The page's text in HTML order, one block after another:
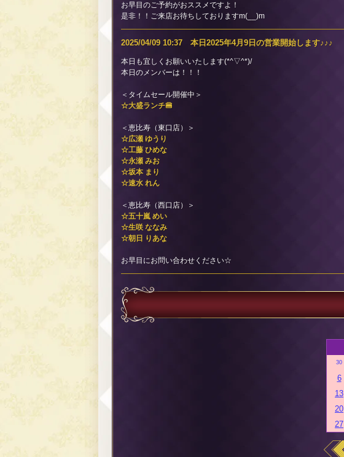
お早目のご予約がおススメですよ！
是非！！ご来店お待ちしておりますm(__)m
2025/04/09 10:37 本日2025年4月9日の営業開始します♪♪♪
本日も宜しくお願いいたします(*^▽^*)/
本日のメンバーは！！！
＜タイムセール開催中＞
☆大盛ランチ🍔
＜恵比寿（東口店）＞
☆広瀬 ゆうり
☆工藤 ひめな
☆永瀬 みお
☆坂本 まり
☆速水 れん
＜恵比寿（西口店）＞
☆五十嵐 めい
☆生咲 ななみ
☆朝日 りあな
お早目にお問い合わせください☆
30
6
13
20
27